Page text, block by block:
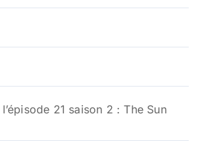
21 saison 2 : The Sun